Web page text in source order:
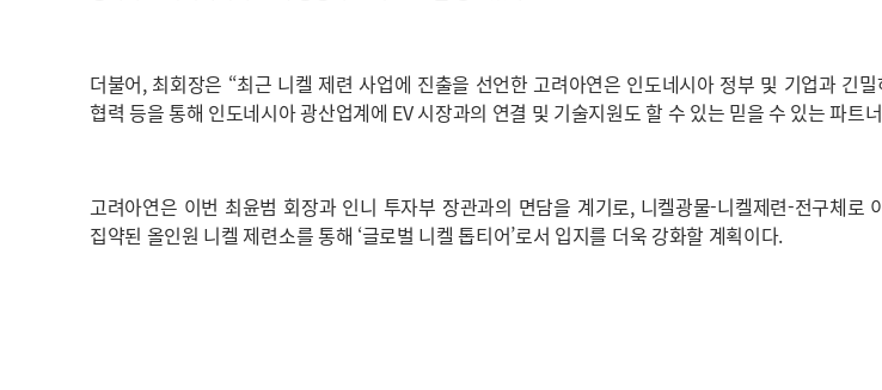
더불어, 최회장은 “최근 니켈 제련 사업에 진출을 선언한 고려아연은 인도네시아 정부 및 기업과 긴
협력 등을 통해 인도네시아 광산업계에 EV 시장과의 연결 및 기술지원도 할 수 있는 믿을 수 있는 파
고려아연은 이번 최윤범 회장과 인니 투자부 장관과의 면담을 계기로, 니켈광물-니켈제련-전구체로
집약된 올인원 니켈 제련소를 통해 ‘글로벌 니켈 톱티어’로서 입지를 더욱 강화할 계획이다.